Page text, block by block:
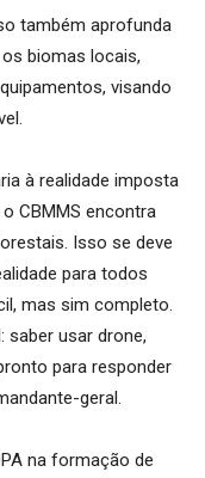
também aprofunda
biomas locais,
visando
à realidade imposta
CBMMS encontra
Isso se deve
para todos
mas sim completo.
saber usar drone,
para responder
geral.
na formação de